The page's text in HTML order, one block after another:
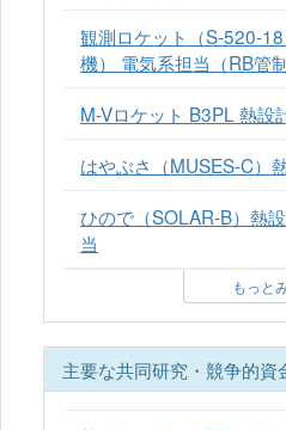
観測ロケット（S-520-
機） 電気系担当（RB管
M-Vロケット B3PL 熱設
はやぶさ（MUSES-C）
ひので（SOLAR-B）熱
当
もっと
主要な共同研究・競争的資